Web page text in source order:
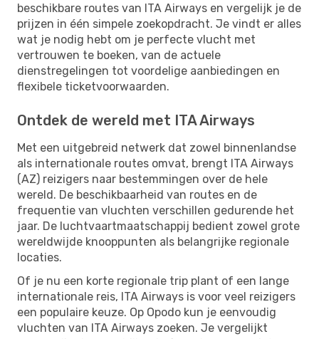
beschikbare routes van ITA Airways en vergelijk je de
prijzen in één simpele zoekopdracht. Je vindt er alles
wat je nodig hebt om je perfecte vlucht met
vertrouwen te boeken, van de actuele
dienstregelingen tot voordelige aanbiedingen en
flexibele ticketvoorwaarden.
Ontdek de wereld met ITA Airways
Met een uitgebreid netwerk dat zowel binnenlandse
als internationale routes omvat, brengt ITA Airways
(AZ) reizigers naar bestemmingen over de hele
wereld. De beschikbaarheid van routes en de
frequentie van vluchten verschillen gedurende het
jaar. De luchtvaartmaatschappij bedient zowel grote
wereldwijde knooppunten als belangrijke regionale
locaties.
Of je nu een korte regionale trip plant of een lange
internationale reis, ITA Airways is voor veel reizigers
een populaire keuze. Op Opodo kun je eenvoudig
vluchten van ITA Airways zoeken. Je vergelijkt